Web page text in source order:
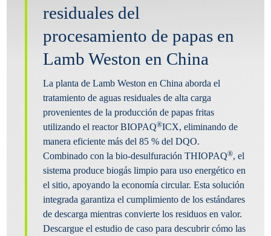
residuales del
procesamiento de papas en
Lamb Weston en China
La planta de Lamb Weston en China aborda el
tratamiento de aguas residuales de alta carga
provenientes de la producción de papas fritas
utilizando el reactor BIOPAQ®ICX, eliminando de
manera eficiente más del 85 % del DQO.
Combinado con la bio-desulfuración THIOPAQ®, el
sistema produce biogás limpio para uso energético en
el sitio, apoyando la economía circular. Esta solución
integrada garantiza el cumplimiento de los estándares
de descarga mientras convierte los residuos en valor.
Descargue el estudio de caso para descubrir cómo las